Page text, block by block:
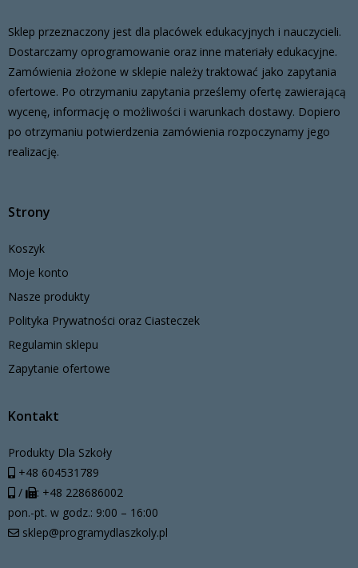
Sklep przeznaczony jest dla placówek edukacyjnych i nauczycieli.
Dostarczamy oprogramowanie oraz inne materiały edukacyjne.
Zamówienia złożone w sklepie należy traktować jako zapytania
ofertowe. Po otrzymaniu zapytania prześlemy ofertę zawierającą
wycenę, informację o możliwości i warunkach dostawy. Dopiero
po otrzymaniu potwierdzenia zamówienia rozpoczynamy jego
realizację.
Strony
Koszyk
Moje konto
Nasze produkty
Polityka Prywatności oraz Ciasteczek
Regulamin sklepu
Zapytanie ofertowe
Kontakt
Produkty Dla Szkoły
+48 604531789
/
: +48 228686002
pon.-pt. w godz.: 9:00 – 16:00
sklep@programydlaszkoly.pl